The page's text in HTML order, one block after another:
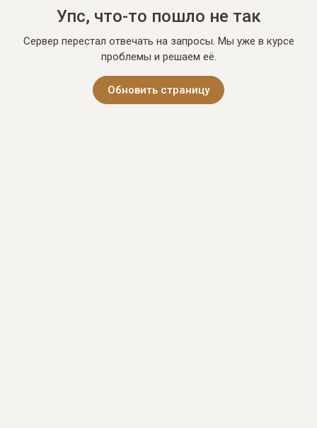
Упс, что-то пошло не так
Сервер перестал отвечать на запросы. Мы уже в курсе
проблемы и решаем её.
Обновить страницу